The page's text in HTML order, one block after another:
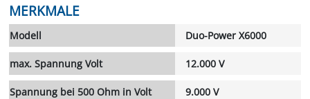
MERKMALE
Modell Duo-Power X6000
max. Spannung Volt 12.000 V
Spannung bei 500 Ohm in Volt 9.000 V